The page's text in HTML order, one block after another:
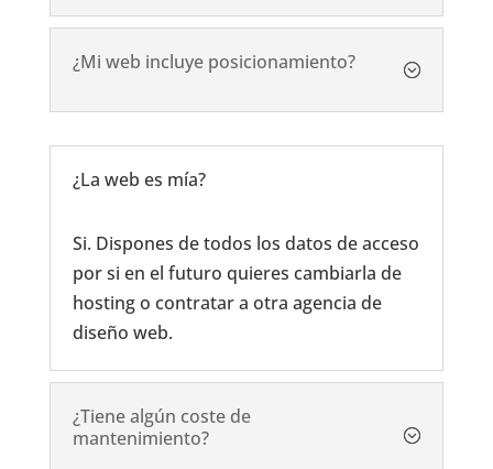
¿Mi web incluye posicionamiento?
¿La web es mía?
Si. Dispones de todos los datos de acceso
por si en el futuro quieres cambiarla de
hosting o contratar a otra agencia de
diseño web.
¿Tiene algún coste de
mantenimiento?